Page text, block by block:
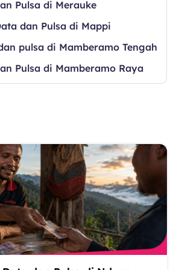
Pulsa di Merauke
dan Pulsa di Mappi
pulsa di Mamberamo Tengah
Pulsa di Mamberamo Raya